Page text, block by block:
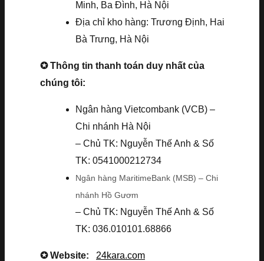
Minh, Ba Đình, Hà Nội
Địa chỉ kho hàng: Trương Định, Hai
Bà Trưng, Hà Nội
✪ Thông tin thanh toán duy nhất của
chúng tôi:
Ngân hàng Vietcombank (VCB) –
Chi nhánh Hà Nội
– Chủ TK: Nguyễn Thế Anh & Số
TK: 0541000212734
Ngân hàng MaritimeBank (MSB) – Chi
nhánh Hồ Gươm
– Chủ TK: Nguyễn Thế Anh & Số
TK: 036.010101.68866
✪ Website: 24kara.com